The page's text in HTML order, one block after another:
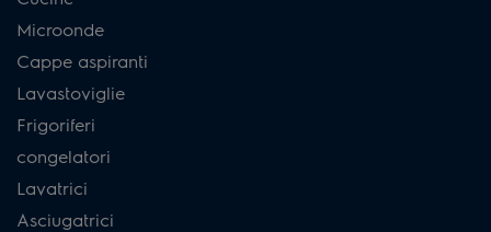
Microonde
Cappe aspiranti
Lavastoviglie
Frigoriferi
congelatori
Lavatrici
Asciugatrici